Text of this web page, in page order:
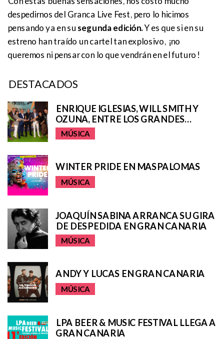
despedirnos del Granca Live Fest, pero lo hicimos
pensando ya en su segunda edición.Y es que si en su
estreno han traído un cartel tan explosivo, ¡no
queremos ni pensar con lo que vendrán en el futuro!
DESTACADOS
ENRIQUE IGLESIAS, WILL SMITH Y
OZUNA, ENTRE LOS GRANDES
NOMBRES DEL GRANCA LIVE FEST
2025, CON SORPRESAS AÚN POR
MÚSICA
WINTER PRIDE EN MASPALOMAS
MÚSICA
JOAQUÍN SABINA ARRANCA SU GIRA
DE DESPEDIDA EN GRAN CANARIA
MÚSICA
ANDY Y LUCAS EN GRAN CANARIA
MÚSICA
LPA BEER & MUSIC FESTIVAL LLEGA A
GRAN CANARIA